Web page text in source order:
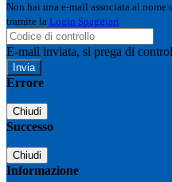
Non hai una e-mail associata al nome
tramite la Login Spaggiari
E-mail inviata, si prega di
Errore
Chiudi
Successo
Chiudi
Informazione